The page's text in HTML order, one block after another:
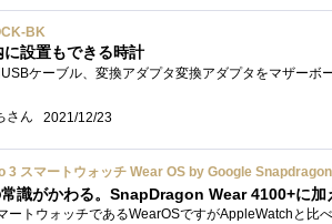
BK
に設置もできる時計
さん
2021/12/23
識がかわる。SnapDragon Wear 4100+に加